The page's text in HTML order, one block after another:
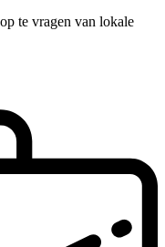
te vragen van lokale